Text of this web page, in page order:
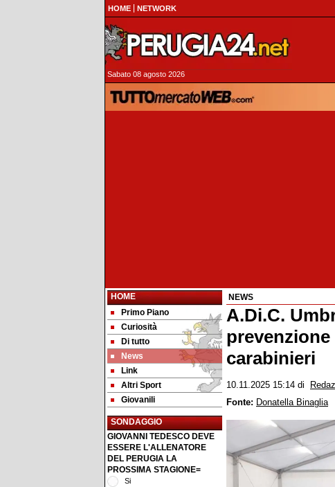
HOME NETWORK
Sabato 08 agosto 2026
HOME
Primo Piano
Curiosità
Di tutto
News
Link
Altri Sport
Giovanili
SONDAGGIO
GIOVANNI TEDESCO DEVE
ESSERE L'ALLENATORE
DEL PERUGIA LA
PROSSIMA STAGIONE=
Si
NEWS
A.Di.C.
carabinieri
10.11.2025 15:14 di
Fonte: Donatella Binaglia